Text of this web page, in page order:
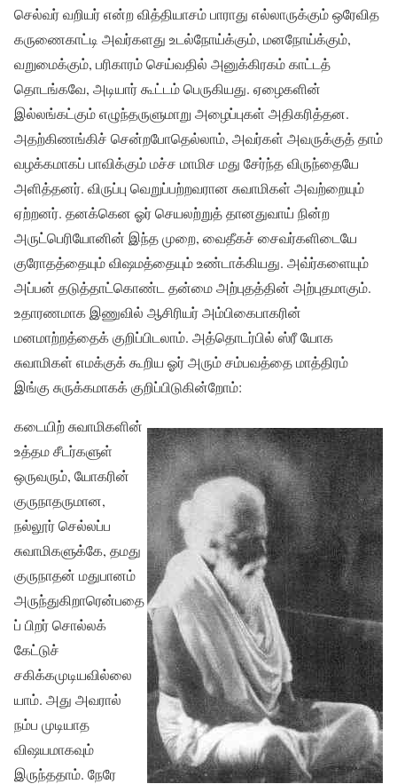
செல்வர் வறியர் என்ற வித்தியாசம் பாராது எல்லாருக்கும் ஒரேவித
கருணைகாட்டி அவர்களது உடல்நோய்க்கும், மனநோய்க்கும்,
வறுமைக்கும், பரிகாரம் செய்வதில் அனுக்கிரகம் காட்டத்
தொடங்கவே, அடியார் கூட்டம் பெருகியது. ஏழைகளின்
இல்லங்கட்கும் எழுந்தருளுமாறு அழைப்புகள் அதிகரித்தன.
அதற்கிணங்கிச் சென்றபோதெல்லாம், அவர்கள் அவருக்குத் தாம்
வழக்கமாகப் பாவிக்கும் மச்ச மாமிச மது சேர்ந்த விருந்தையே
அளித்தனர். விருப்பு வெறுப்பற்றவரான சுவாமிகள் அவற்றையும்
ஏற்றனர். தனக்கென ஓர் செயலற்றுத் தானதுவாய் நின்ற
அருட்பெரியோனின் இந்த முறை, வைதீகச் சைவர்களிடையே
குரோதத்தையும் விஷமத்தையும் உண்டாக்கியது. அவ்ர்களையும்
அப்பன் தடுத்தாட்கொண்ட தன்மை அற்புதத்தின் அற்புதமாகும்.
உதாரணமாக இணுவில் ஆசிரியர் அம்பிகைபாகரின்
மனமாற்றத்தைக் குறிப்பிடலாம். அத்தொடர்பில் ஸ்ரீ யோக
சுவாமிகள் எமக்குக் கூறிய ஓர் அரும் சம்பவத்தை மாத்திரம்
இங்கு சுருக்கமாகக் குறிப்பிடுகின்றோம்:
கடையிற் சுவாமிகளின்
உத்தம சீடர்களுள்
ஒருவரும், யோகரின்
குருநாதருமான,
நல்லூர் செல்லப்ப
சுவாமிகளுக்கே, தமது
குருநாதன் மதுபானம்
அருந்துகிறாரென்பதை
ப் பிறர் சொல்லக்
கேட்டுச்
சகிக்கமுடியவில்லை
யாம். அது அவரால்
நம்ப முடியாத
விஷயமாகவும்
இருந்ததாம். நேரே